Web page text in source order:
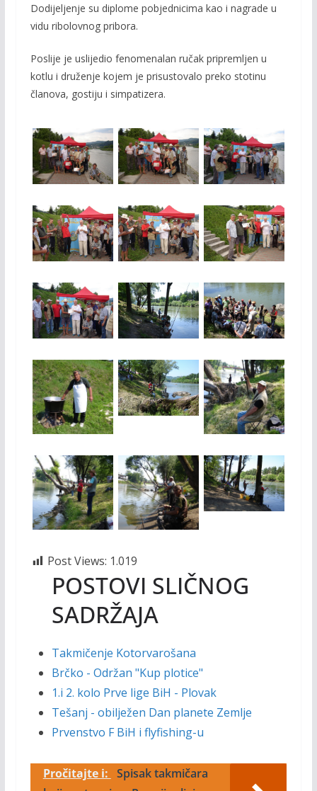
Dodijeljenje su diplome pobjednicima kao i nagrade u
vidu ribolovnog pribora.
Poslije je uslijedio fenomenalan ručak pripremljen u
kotlu i druženje kojem je prisustovalo preko stotinu
članova, gostiju i simpatizera.
Post Views: 1.019
POSTOVI SLIČNOG
SADRŽAJA
Takmičenje Kotorvarošana
Brčko - Održan "Kup plotice"
1.i 2. kolo Prve lige BiH - Plovak
Tešanj - obilježen Dan planete Zemlje
Prvenstvo F BiH i flyfishing-u
Pročitajte i: Spisak takmičara